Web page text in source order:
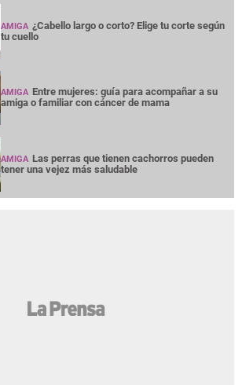
AMIGA ¿Cabello largo o corto? Elige tu corte según
tu cuello
AMIGA Entre mujeres: guía para acompañar a su
amiga o familiar con cáncer de mama
AMIGA Las perras que tienen cachorros pueden
tener una vejez más saludable